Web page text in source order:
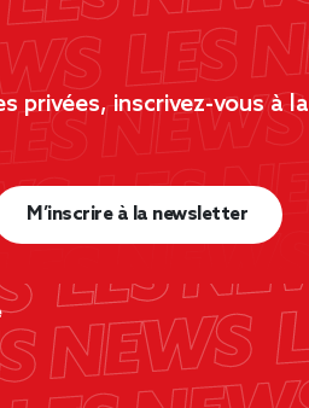
privées, inscrivez-vous à la
M’inscrire à la newsletter